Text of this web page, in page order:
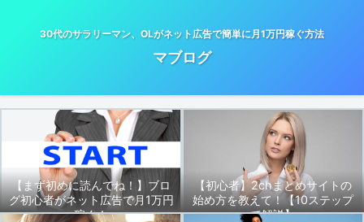
30代のサラリーマン、OLがネット広告で簡単に月1万円稼ぐ方法
マブログ
【まず初めに読んでね！】ブロ
グ初心者がネット広告で月1万円
稼ぐ！
【初心者】2chまとめサイトの
始め方を教えて！【10ステップ
で解説】